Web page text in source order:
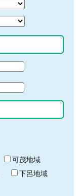
可茂地域
下呂地域